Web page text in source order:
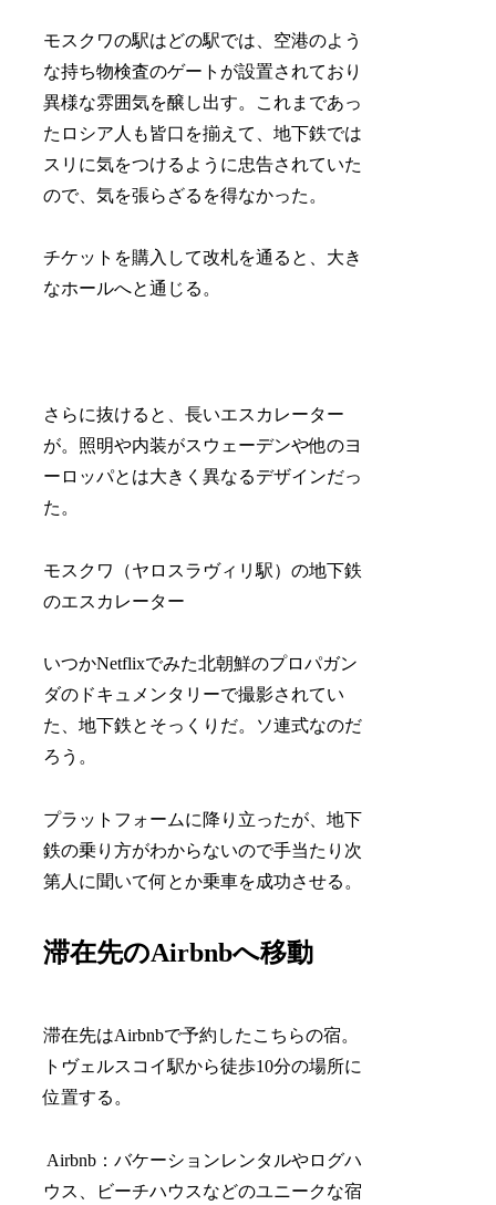
モスクワの駅はどの駅では、空港のよう
な持ち物検査のゲートが設置されており
異様な雰囲気を醸し出す。これまであっ
たロシア人も皆口を揃えて、地下鉄では
スリに気をつけるように忠告されていた
ので、気を張らざるを得なかった。
チケットを購入して改札を通ると、大き
なホールへと通じる。
さらに抜けると、長いエスカレーター
が。照明や内装がスウェーデンや他のヨ
ーロッパとは大きく異なるデザインだっ
た。
モスクワ（ヤロスラヴィリ駅）の地下鉄
のエスカレーター
いつかNetflixでみた北朝鮮のプロパガン
ダのドキュメンタリーで撮影されてい
た、地下鉄とそっくりだ。ソ連式なのだ
ろう。
プラットフォームに降り立ったが、地下
鉄の乗り方がわからないので手当たり次
第人に聞いて何とか乗車を成功させる。
滞在先のAirbnbへ移動
滞在先はAirbnbで予約したこちらの宿。
トヴェルスコイ駅から徒歩10分の場所に
位置する。
Airbnb：バケーションレンタルやログハ
ウス、ビーチハウスなどのユニークな宿